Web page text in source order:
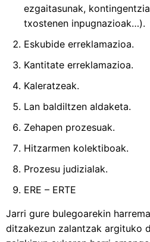
ezgaitasunak,
txostenen inpugnazioak…).
Eskubide erreklamazioa.
Kantitate erreklamazioa.
Kaleratzeak.
Lan baldiltzen aldaketa.
Zehapen prozesuak.
Hitzarmen kolektiboak.
Prozesu judizialak.
ERE – ERTE
Jarri gure bulegoarekin
ditzakezun zalantzak argituko